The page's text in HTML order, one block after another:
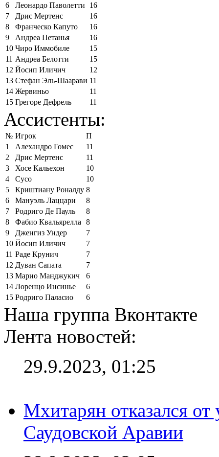
6
Леонардо Паволетти
16
7
Дрис Мертенс
16
8
Франческо Капуто
16
9
Андреа Петанья
16
10 Чиро Иммобиле
15
11 Андреа Белотти
15
12 Йосип Иличич
12
13 Стефан Эль-Шаарави 11
14 Жервиньо
11
15 Грегоре Дефрель 11
Ассистенты:
№ Игрок
П
1
Алехандро Гомес
11
2
Дрис Мертенс
11
3
Хосе Кальехон
10
4
Сусо
10
5
Криштиану Роналду 8
6
Мануэль Лаццари
8
7
Родриго Де Пауль
8
8
Фабио Квальярелла
8
9
Дженгиз Ундер
7
10 Йосип Иличич
7
11 Раде Крунич
7
12 Дуван Сапата
7
13 Марио Манджукич
6
14 Лоренцо Инсинье
6
15 Родриго Паласио 6
Наша группа Вконтакте
Лента новостей:
29.9.2023, 01:25
Мхитарян отказался от
Саудовской Аравии